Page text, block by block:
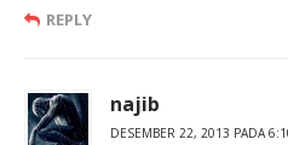
REPLY
najib
DESEMBER 22, 2013 PADA